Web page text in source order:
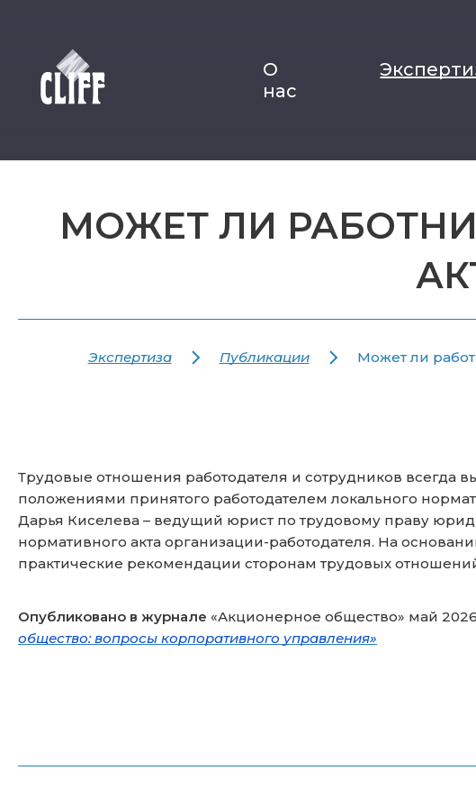
О
нас
МОЖЕТ ЛИ
Экспертиза Публикации Может ли
Трудовые отношения работодателя и сотрудников всегда
положениями принятого работодателем локального
Дарья Киселева – ведущий юрист по трудовому праву
нормативного акта организации-работодателя. На
практические рекомендации сторонам трудовых
Опубликовано в журнале «Акционерное общество» май 2026
общество: вопросы корпоративного управления»